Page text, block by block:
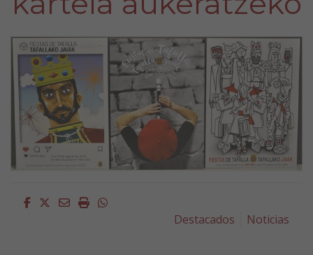
Facebook
Twitter
EmailImprimirWhatsapp
Destacados
Noticias